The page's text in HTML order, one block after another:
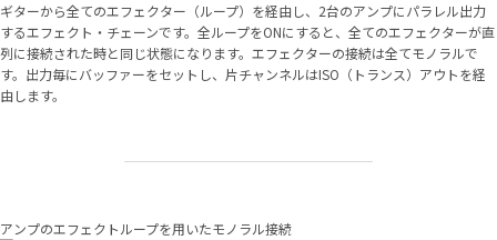
ギターから全てのエフェクター（ループ）を経由し、2台のアンプにパラレル出力
するエフェクト・チェーンです。全ループをONにすると、全てのエフェクターが直
列に接続された時と同じ状態になります。エフェクターの接続は全てモノラルで
す。出力毎にバッファーをセットし、片チャンネルはISO（トランス）アウトを経
由します。
アンプのエフェクトループを用いたモノラル接続